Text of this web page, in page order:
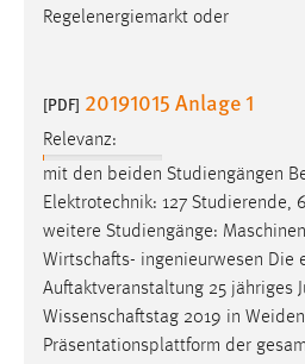
Regelenergiemarkt oder
[PDF] 20191015 Anlage 1
Relevanz:
mit den beiden Studiengängen
Elektrotechnik: 127 Studierende,
weitere Studiengänge:
Wirtschafts- ingenieurwesen Die
Auftaktveranstaltung 25 jähriges
Wissenschaftstag 2019 in
Präsentationsplattform der